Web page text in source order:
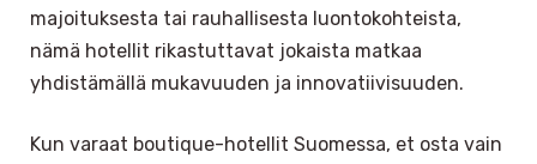
majoituksesta tai rauhallisesta luontokohteista,
nämä hotellit rikastuttavat jokaista matkaa
yhdistämällä mukavuuden ja innovatiivisuuden.
Kun varaat boutique-hotellit Suomessa, et osta vain